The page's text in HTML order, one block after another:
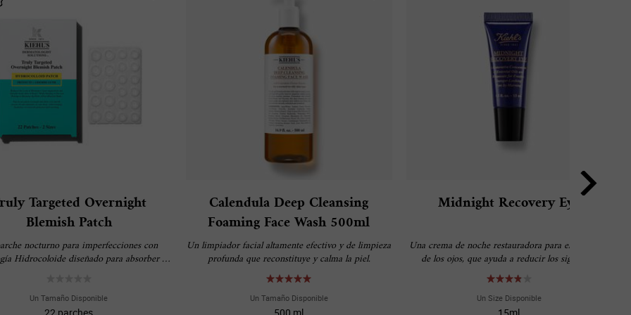
Targeted Overnight
Blemish Patch
nocturno para imperfecciones con
Hidrocoloide diseñado para absorber la
Un Tamaño Disponible
22 parches
Calendula Deep Cleansing
Foaming Face Wash 500ml
Un limpiador facial altamente efectivo y de limpieza
profunda que reconstituye y calma la piel.
Un Tamaño Disponible
500 ml
Midnight Recovery Eye
Una crema de noche restauradora para el contorno
de los ojos, que ayuda a reducir los signos de
Un Size Disponible
15ml